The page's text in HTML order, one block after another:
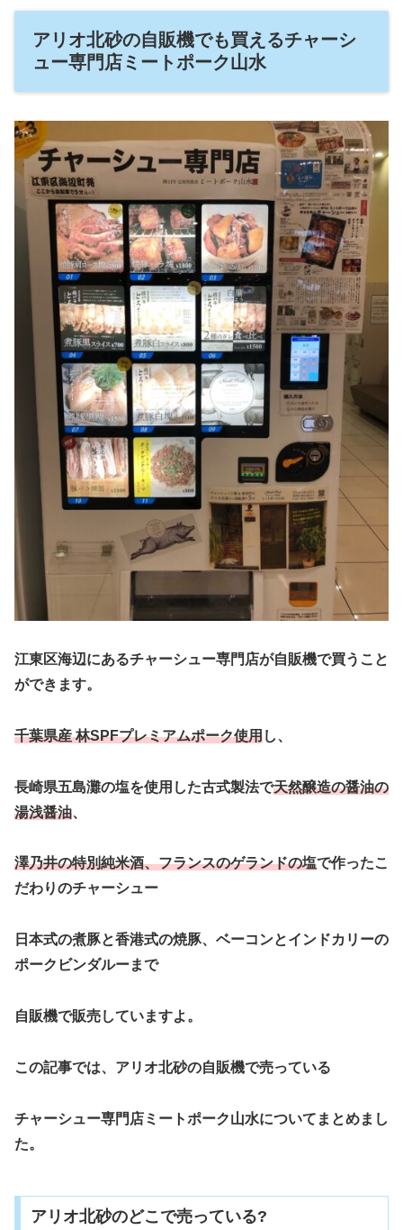
アリオ北砂の自販機でも買えるチャーシ
ュー専門店ミートポーク山水
江東区海辺にあるチャーシュー専門店が自販機で買うこと
ができます。
千葉県産 林SPFプレミアムポーク使用し、
長崎県五島灘の塩を使用した古式製法で天然醸造の醤油の
湯浅醤油、
澤乃井の特別純米酒、フランスのゲランドの塩で作ったこ
だわりのチャーシュー
日本式の煮豚と香港式の焼豚、ベーコンとインドカリーの
ポークビンダルーまで
自販機で販売していますよ。
この記事では、アリオ北砂の自販機で売っている
チャーシュー専門店ミートポーク山水についてまとめまし
た。
アリオ北砂のどこで売っている?